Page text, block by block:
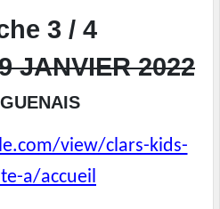
3 / 4
JANVIER 2022
view/clars-kids-
a/accueil